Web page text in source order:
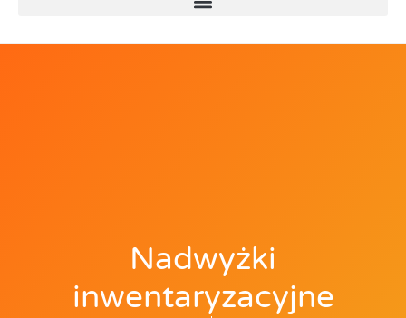
Nadwyżki
inwentaryzacyjne